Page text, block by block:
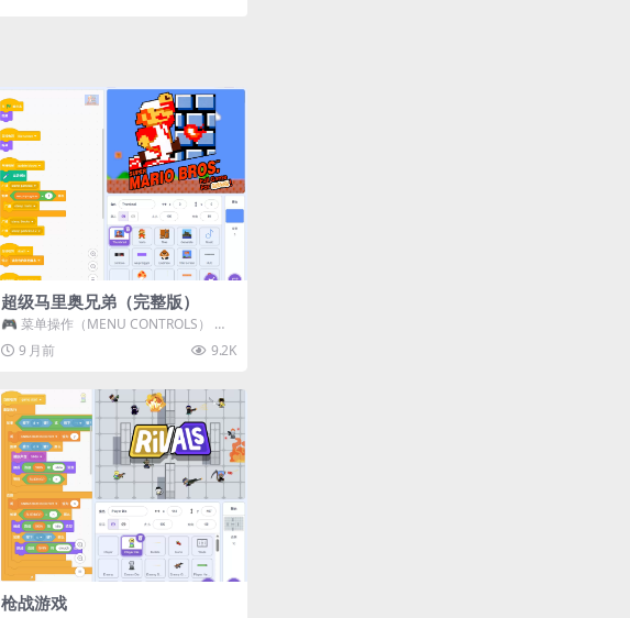
超级马里奥兄弟（完整版）
🎮 菜单操作（MENU CONTROLS） 使
用 方向键 或 WASD 键 进行...
9 月前 9.2K
枪战游戏